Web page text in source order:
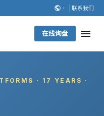
联系我们
在线询盘
· 17 YEARS ·